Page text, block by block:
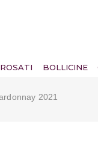
BOLLICINE
2021